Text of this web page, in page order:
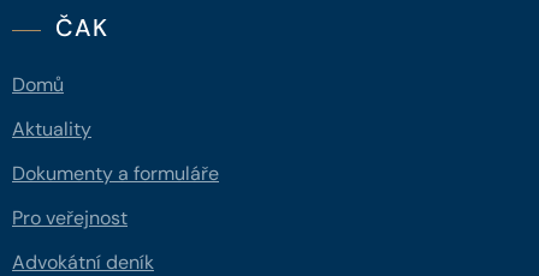
ČAK
Domů
Aktuality
Dokumenty a formuláře
Pro veřejnost
Advokátní deník